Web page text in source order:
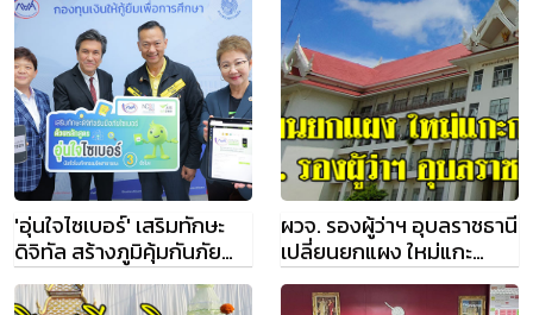
'อุ่นใจไซเบอร์' เสริมทักษะ
ดิจิทัล สร้างภูมิคุ้มกันภัย
ไซเบอร์
ผวจ. รองผู้ว่าฯ อุบลราชธานี
เปลี่ยนยกแผง ใหม่แกะ
กล่อง